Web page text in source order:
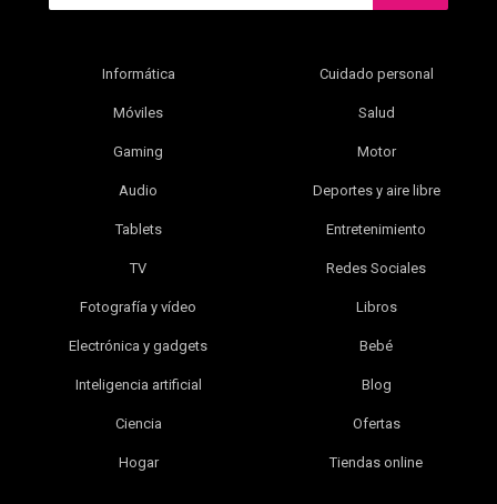
Informática
Móviles
Gaming
Audio
Tablets
TV
Fotografía y vídeo
Electrónica y gadgets
Inteligencia artificial
Ciencia
Hogar
Cuidado personal
Salud
Motor
Deportes y aire libre
Entretenimiento
Redes Sociales
Libros
Bebé
Blog
Ofertas
Tiendas online